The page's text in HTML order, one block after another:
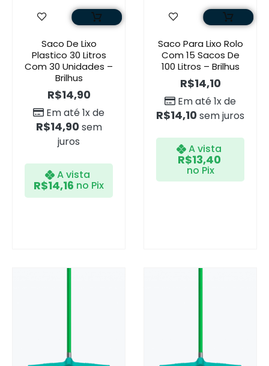
Saco De Lixo
Plastico 30 Litros
Com 30 Unidades –
Brilhus
R$14,90
Em até 1x de
R$14,90 sem
juros
A vista
R$14,16 no Pix
Saco Para Lixo Rolo
Com 15 Sacos De
100 Litros – Brilhus
R$14,10
Em até 1x de
R$14,10 sem juros
A vista
R$13,40
no Pix